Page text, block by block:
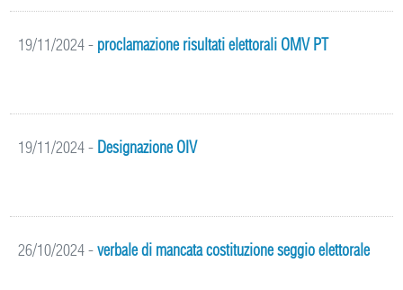
19/11/2024- proclamazione risultati elettorali OMV PT
19/11/2024- Designazione OIV
26/10/2024-verbale di mancata costituzione seggio elettorale